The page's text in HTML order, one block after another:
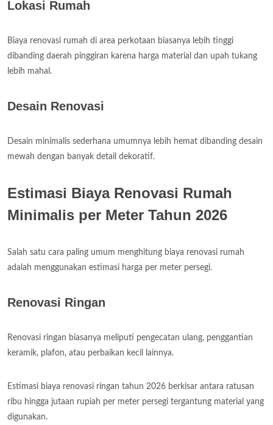
Lokasi Rumah
Biaya renovasi rumah di area perkotaan biasanya lebih tinggi
dibanding daerah pinggiran karena harga material dan upah tukang
lebih mahal.
Desain Renovasi
Desain minimalis sederhana umumnya lebih hemat dibanding desain
mewah dengan banyak detail dekoratif.
Estimasi Biaya Renovasi Rumah
Minimalis per Meter Tahun 2026
Salah satu cara paling umum menghitung biaya renovasi rumah
adalah menggunakan estimasi harga per meter persegi.
Renovasi Ringan
Renovasi ringan biasanya meliputi pengecatan ulang, penggantian
keramik, plafon, atau perbaikan kecil lainnya.
Estimasi biaya renovasi ringan tahun 2026 berkisar antara ratusan
ribu hingga jutaan rupiah per meter persegi tergantung material yang
digunakan.